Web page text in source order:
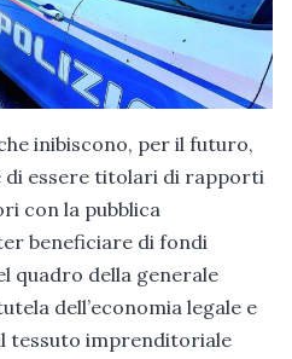
inibiscono, per il futuro,
di essere titolari di rapporti
con la pubblica
beneficiare di fondi
quadro della generale
dell’economia legale e
tessuto imprenditoriale